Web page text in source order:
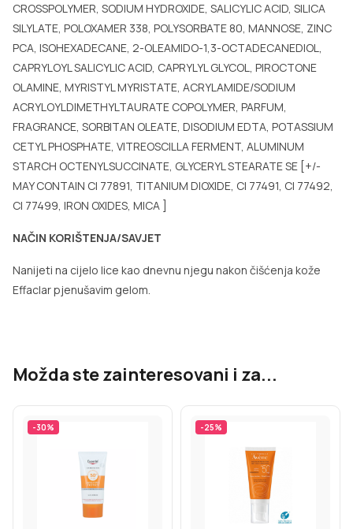
CROSSPOLYMER, SODIUM HYDROXIDE, SALICYLIC ACID, SILICA
SILYLATE, POLOXAMER 338, POLYSORBATE 80, MANNOSE, ZINC
PCA, ISOHEXADECANE, 2-OLEAMIDO-1,3-OCTADECANEDIOL,
CAPRYLOYL SALICYLIC ACID, CAPRYLYL GLYCOL, PIROCTONE
OLAMINE, MYRISTYL MYRISTATE, ACRYLAMIDE/SODIUM
ACRYLOYLDIMETHYLTAURATE COPOLYMER, PARFUM,
FRAGRANCE, SORBITAN OLEATE, DISODIUM EDTA, POTASSIUM
CETYL PHOSPHATE, VITREOSCILLA FERMENT, ALUMINUM
STARCH OCTENYLSUCCINATE, GLYCERYL STEARATE SE [+/-
MAY CONTAIN CI 77891, TITANIUM DIOXIDE, CI 77491, CI 77492,
CI 77499, IRON OXIDES, MICA ]
NAČIN KORIŠTENJA/SAVJET
Nanijeti na cijelo lice kao dnevnu njegu nakon čišćenja kože
Effaclar pjenušavim gelom.
Možda ste zainteresovani i za...
-30% -25%